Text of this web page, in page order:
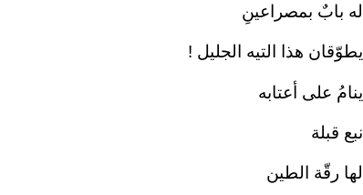
له بابٌ بمصراعينِ
يطوّقان هذا التيه الجليل !
ينامُ على أعتابه
نبع قبلة
لها رقّة الطين